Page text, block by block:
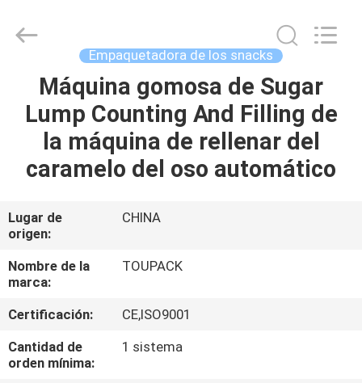
HOGAR
PRODUCTOS
NOSOTROS
VISITA
A
LA
FÁBRICA
Empaquetadora de los snacks
Máquina gomosa de Sugar
Lump Counting And Filling de
la máquina de rellenar del
caramelo del oso automático
Lugar de
origen:
CHINA
Nombre de la
marca:
TOUPACK
Certificación:
CE,ISO9001
Cantidad de
orden mínima:
1 sistema